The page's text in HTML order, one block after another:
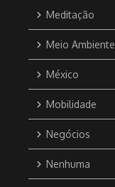
Meditação
Meio Ambiente
México
Mobilidade
Negócios
Nenhuma